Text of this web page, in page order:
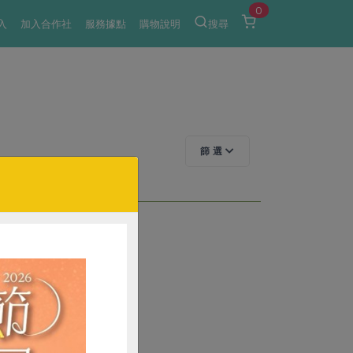
加入合作社 服務據點 購物說明 搜尋
0
篩 選